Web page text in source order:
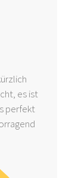
es ist
perfekt